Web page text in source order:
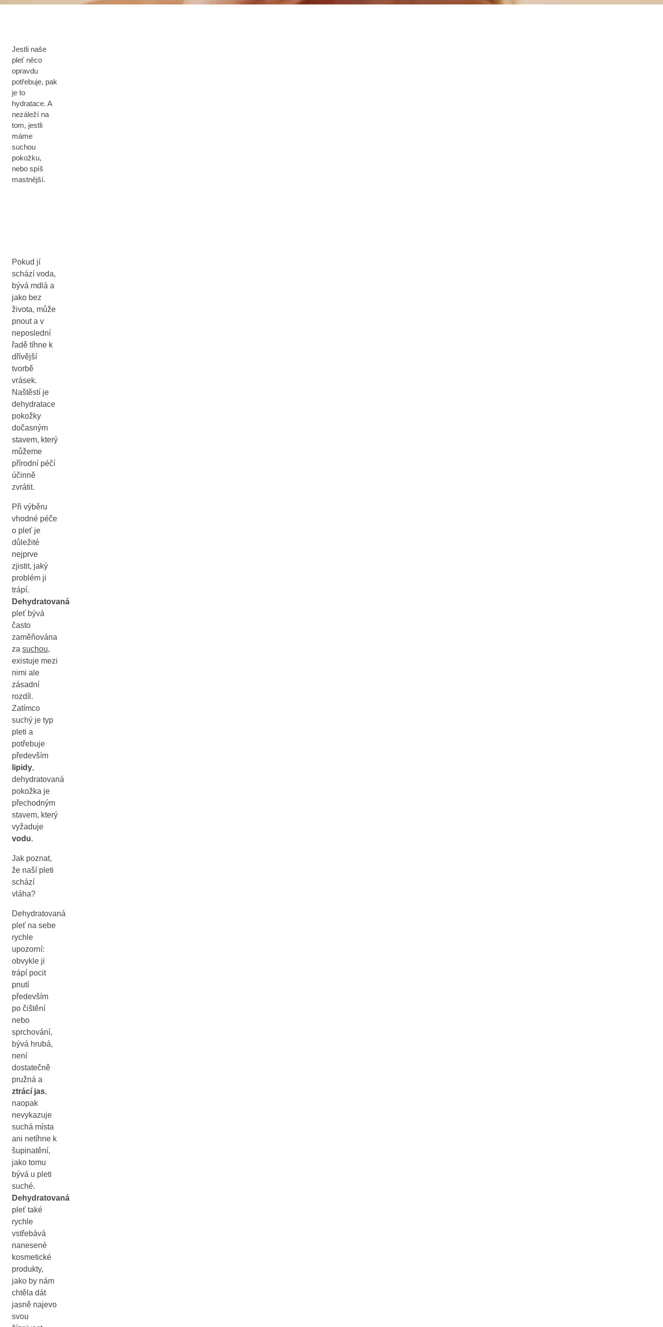
Jestli naše
pleť něco
opravdu
potřebuje, pak
je to
hydratace. A
nezáleží na
tom, jestli
máme
suchou
pokožku,
nebo spíš
mastnější.
Pokud jí
schází voda,
bývá mdlá a
jako bez
života, může
pnout a v
neposlední
řadě tíhne k
dřívější
tvorbě
vrásek.
Naštěstí je
dehydratace
pokožky
dočasným
stavem, který
můžeme
přírodní péčí
účinně
zvrátit.
Při výběru
vhodné péče
o pleť je
důležité
nejprve
zjistit, jaký
problém ji
trápí.
Dehydratovaná
pleť bývá
často
zaměňována
za suchou,
existuje mezi
nimi ale
zásadní
rozdíl.
Zatímco
suchý je typ
pleti a
potřebuje
především
lipidy,
dehydratovaná
pokožka je
přechodným
stavem, který
vyžaduje
vodu.
Jak poznat,
že naší pleti
schází
vláha?
Dehydratovaná
pleť na sebe
rychle
upozorní:
obvykle ji
trápí pocit
pnutí
především
po čištění
nebo
sprchování,
bývá hrubá,
není
dostatečně
pružná a
ztrácí jas,
naopak
nevykazuje
suchá místa
ani netíhne k
šupinatění,
jako tomu
bývá u pleti
suché.
Dehydratovaná
pleť také
rychle
vstřebává
nanesené
kosmetické
produkty,
jako by nám
chtěla dát
jasně najevo
svou